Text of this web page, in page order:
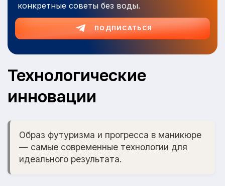
конкретные советы без воды.
ПОДПИСАТЬСЯ
Технологические
инновации
Образ футуризма и прогресса в маникюре
— самые современные технологии для
идеального результата.